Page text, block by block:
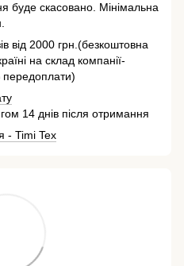
буде скасовано. Мінімальна
від 2000 грн.(безкоштовна
на склад компанії-
передоплати)
14 днів після отримання
- Timi Tex